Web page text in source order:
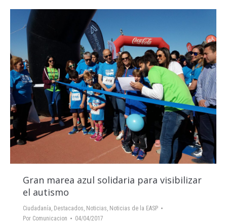
Gran marea azul solidaria para visibilizar
el autismo
Ciudadanía, Destacados, Noticias, Noticias de la EASP
Por Comunicacion 04/04/2017